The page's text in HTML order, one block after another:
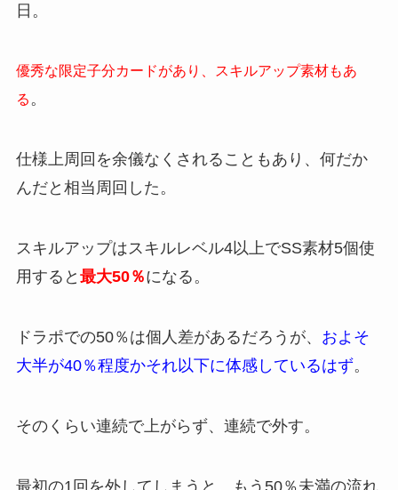
日。
優秀な限定子分カードがあり、スキルアップ素材もあ
る。
仕様上周回を余儀なくされることもあり、何だか
んだと相当周回した。
スキルアップはスキルレベル4以上でSS素材5個使
用すると 最大50％になる。
ドラポでの50％は個人差があるだろうが、 およそ
大半が40％程度かそれ以下に体感しているはず。
そのくらい連続で上がらず、連続で外す。
最初の1回を外してしまうと、もう50％未満の流れ